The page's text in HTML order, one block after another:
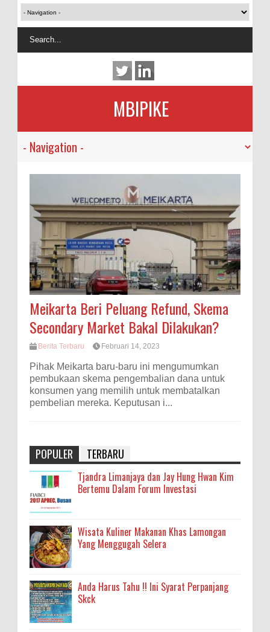
MBIPIKE
Meikarta Beri Peluang Refund, Skema
Secondary Market Bakal Dilakukan?
Berita Terbaru Februari 14, 2023
Pihak Meikarta baru-baru ini mengumumkan
pembukaan skema pengembalian dana untuk
konsumen yang memilih untuk membatalkan
pembelian mereka. Keputusan i...
POPULER TERBARU
Tjandra Limanjaya dan Jay Hung Hwan Kim
Bertemu Dalam Forum Investasi
Wisata Kuliner Makanan Khas Lamongan
Yang Menggugah Selera
Anda Harus Tahu !! Ini Syarat Perpanjang
Skck